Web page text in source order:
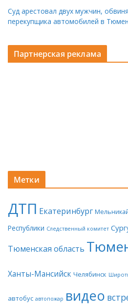
Суд арестовал двух мужчин,
перекупщика автомобилей в
Партнерская реклама
Метки
ДТП Екатеринбург
Республики Следственный комитет
Тюменская область
Ханты-Мансийск Челябинск
автобус автопожар видео